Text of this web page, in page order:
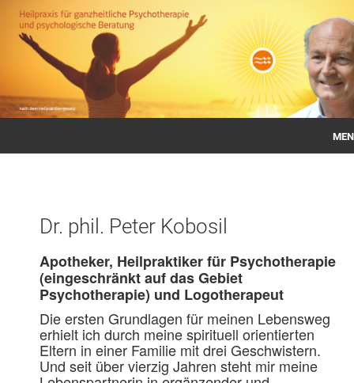
Fachaufsätze
Lehrbücher
Dr. phil. Peter Kobosil
Apotheker, Heilpraktiker für Psychotherapie
(eingeschränkt auf das Gebiet
Psychotherapie) und Logotherapeut
Die ersten Grundlagen für meinen Lebensweg
erhielt ich durch meine spirituell orientierten
Eltern in einer Familie mit drei Geschwistern.
Und seit über vierzig Jahren steht mir meine